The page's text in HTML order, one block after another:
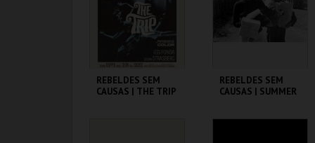
COMPRAR COMPRAR
REBELDES SEM
CAUSAS | THE TRIP
REBELDES SEM
CAUSAS | SUMMER